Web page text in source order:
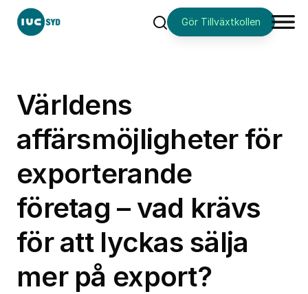
SökGör Tillväxtkollen
Världens
affärsmöjligheter för
exporterande
företag – vad krävs
för att lyckas sälja
mer på export?